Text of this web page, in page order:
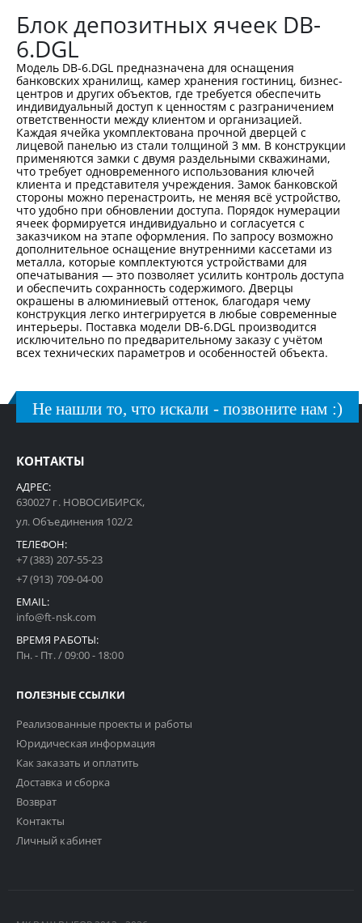
Блок депозитных ячеек DB-
6.DGL
Модель DB-6.DGL предназначена для оснащения
банковских хранилищ, камер хранения гостиниц, бизнес-
центров и других объектов, где требуется обеспечить
индивидуальный доступ к ценностям с разграничением
ответственности между клиентом и организацией.
Каждая ячейка укомплектована прочной дверцей с
лицевой панелью из стали толщиной 3 мм. В конструкции
применяются замки с двумя раздельными скважинами,
что требует одновременного использования ключей
клиента и представителя учреждения. Замок банковской
стороны можно перенастроить, не меняя всё устройство,
что удобно при обновлении доступа. Порядок нумерации
ячеек формируется индивидуально и согласуется с
заказчиком на этапе оформления. По запросу возможно
дополнительное оснащение внутренними кассетами из
металла, которые комплектуются устройствами для
опечатывания — это позволяет усилить контроль доступа
и обеспечить сохранность содержимого. Дверцы
окрашены в алюминиевый оттенок, благодаря чему
конструкция легко интегрируется в любые современные
интерьеры. Поставка модели DB-6.DGL производится
исключительно по предварительному заказу с учётом
всех технических параметров и особенностей объекта.
Не нашли то, что искали - позвоните нам :)
КОНТАКТЫ
АДРЕС:
630027 г. НОВОСИБИРСК,
ул. Объединения 102/2
ТЕЛЕФОН:
+7 (383) 207-55-23
+7 (913) 709-04-00
EMAIL:
info@ft-nsk.com
ВРЕМЯ РАБОТЫ:
Пн. - Пт. / 09:00 - 18:00
ПОЛЕЗНЫЕ ССЫЛКИ
Реализованные проекты и работы
Юридическая информация
Как заказать и оплатить
Доставка и сборка
Возврат
Контакты
Личный кабинет